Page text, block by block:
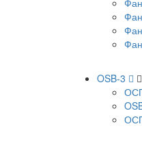
OSB-3